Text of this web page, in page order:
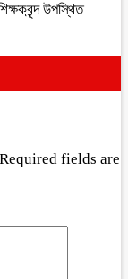
উপস্থিত
Required fields are